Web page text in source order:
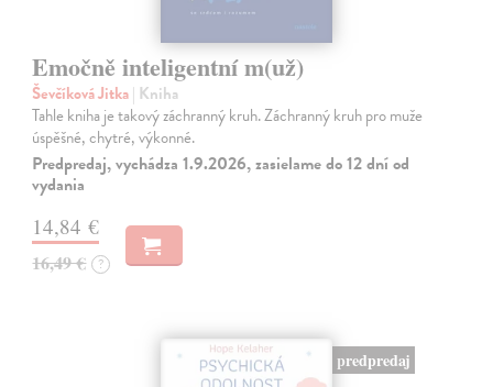
Emočně inteligentní m(už)
Ševčíková Jitka| Kniha
Tahle kniha je takový záchranný kruh. Záchranný kruh pro muže
úspěšné, chytré, výkonné.
Predpredaj, vychádza 1.9.2026, zasielame do 12 dní od
vydania
14,84 €
16,49 € ?
predpredaj